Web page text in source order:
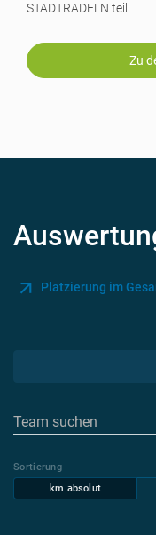
STADTRADELN teil.
Zu
Platzierung im
Sortierung
km absolut